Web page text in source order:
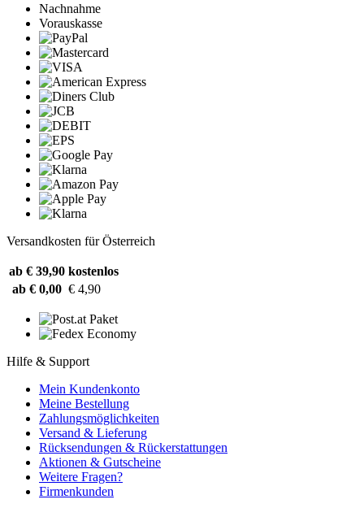
Nachnahme
Vorauskasse
Versandkosten für Österreich
ab € 39,90 kostenlos
ab € 0,00 € 4,90
Hilfe & Support
Mein Kundenkonto
Meine Bestellung
Zahlungsmöglichkeiten
Versand & Lieferung
Rücksendungen & Rückerstattungen
Aktionen & Gutscheine
Weitere Fragen?
Firmenkunden